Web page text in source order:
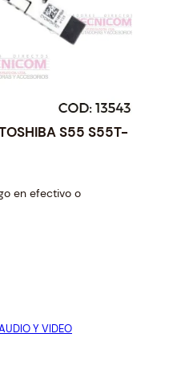
S55 S55T-
en efectivo o
Y VIDEO